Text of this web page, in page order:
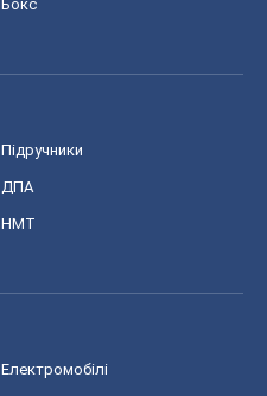
Бокс
Підручники
ДПА
НМТ
Електромобілі